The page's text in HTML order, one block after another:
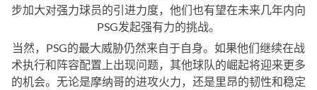
步加大对强力球员的引进力度，他们也有望在未来几年内向
PSG发起强有力的挑战。
当然，PSG的最大威胁仍然来自于自身。如果他们继续在战
术执行和阵容配置上出现问题，其他球队的崛起将迎来更多
的机会。无论是摩纳哥的进攻火力，还是里昂的韧性和稳定